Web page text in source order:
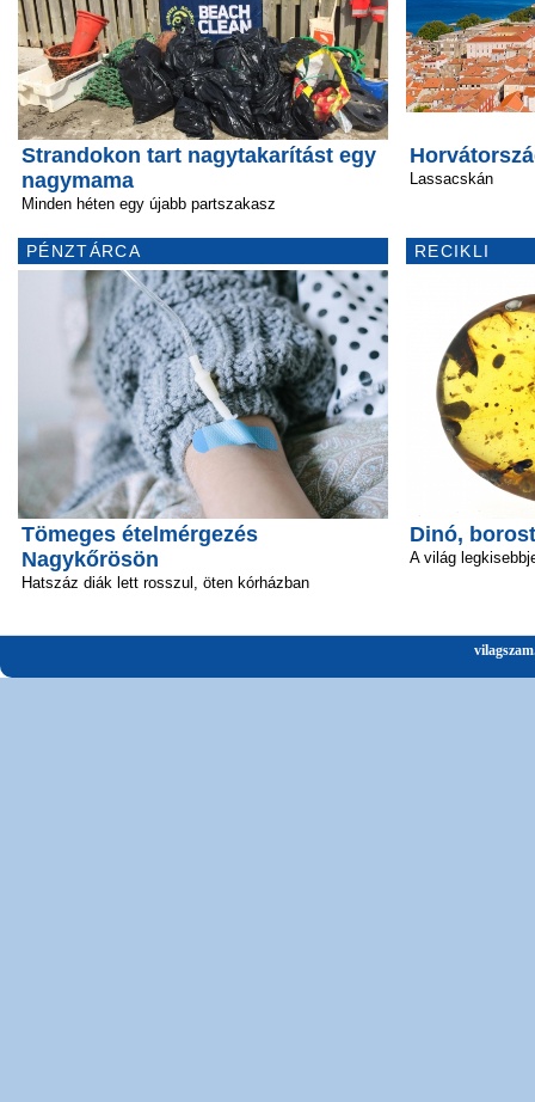
Strandokon tart nagytakarítást egy
nagymama
Minden héten egy újabb partszakasz
PÉNZTÁRCA
Tömeges ételmérgezés
Nagykőrösön
Hatszáz diák lett rosszul, öten kórházban
Lassacskán
RECIKLI
Dinó,
A világ